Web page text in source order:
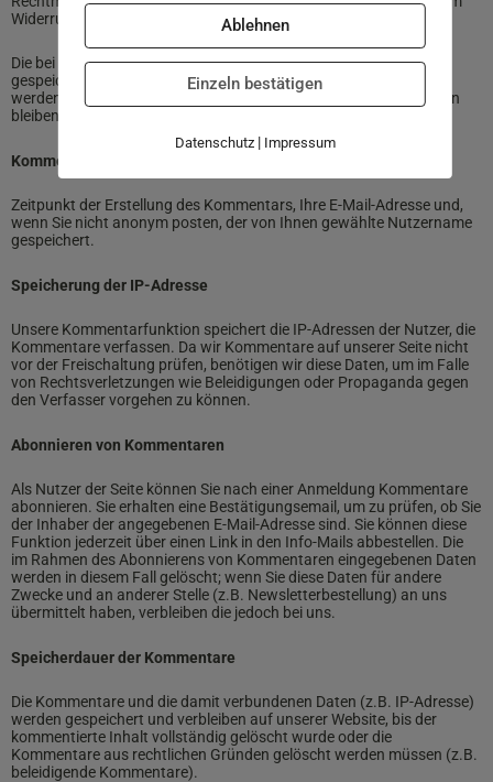
Widerruf unberührt.
Die bei der Registrierung erfassten Daten werden von uns
gespeichert, solange Sie auf unserer Website registriert sind und
werden anschließend gelöscht. Gesetzliche Aufbewahrungsfristen
bleiben unberührt.
Kommentarfunktion auf dieser Website
Zeitpunkt der Erstellung des Kommentars, Ihre E-Mail-Adresse und,
wenn Sie nicht anonym posten, der von Ihnen gewählte Nutzername
gespeichert.
Speicherung der IP-Adresse
Unsere Kommentarfunktion speichert die IP-Adressen der Nutzer, die
Kommentare verfassen. Da wir Kommentare auf unserer Seite nicht
vor der Freischaltung prüfen, benötigen wir diese Daten, um im Falle
von Rechtsverletzungen wie Beleidigungen oder Propaganda gegen
den Verfasser vorgehen zu können.
Abonnieren von Kommentaren
Als Nutzer der Seite können Sie nach einer Anmeldung Kommentare
abonnieren. Sie erhalten eine Bestätigungsemail, um zu prüfen, ob Sie
der Inhaber der angegebenen E-Mail-Adresse sind. Sie können diese
Funktion jederzeit über einen Link in den Info-Mails abbestellen. Die
im Rahmen des Abonnierens von Kommentaren eingegebenen Daten
werden in diesem Fall gelöscht; wenn Sie diese Daten für andere
Zwecke und an anderer Stelle (z.B. Newsletterbestellung) an uns
übermittelt haben, verbleiben die jedoch bei uns.
Speicherdauer der Kommentare
Die Kommentare und die damit verbundenen Daten (z.B. IP-Adresse)
werden gespeichert und verbleiben auf unserer Website, bis der
kommentierte Inhalt vollständig gelöscht wurde oder die
Kommentare aus rechtlichen Gründen gelöscht werden müssen (z.B.
beleidigende Kommentare).
Ablehnen
Einzeln bestätigen
Datenschutz| Impressum